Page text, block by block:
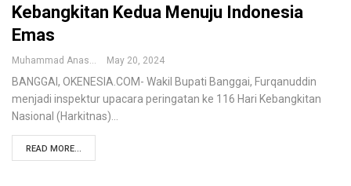
Kebangkitan Kedua Menuju Indonesia
Emas
Muhammad Anas May 20, 2024
BANGGAI, OKENESIA.COM- Wakil Bupati Banggai, Furqanuddin
menjadi inspektur upacara peringatan ke 116 Hari Kebangkitan
Nasional (Harkitnas)…
READ MORE...